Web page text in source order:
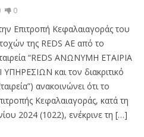
0
Επιτροπή Κεφαλαιαγοράς του
της REDS AE από το
“REDS ΑΝΩΝΥΜΗ ΕΤΑΙΡΙΑ
και τον διακριτικό
ανακοινώνει ότι το
Κεφαλαιαγοράς, κατά τη
2024 (1022), ενέκρινε τη […]